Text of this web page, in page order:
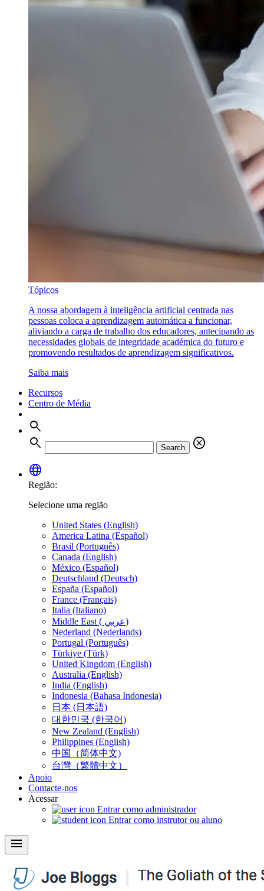
Tópicos
A nossa abordagem à inteligência artificial centrada nas
pessoas coloca a aprendizagem automática a funcionar,
aliviando a carga de trabalho dos educadores, antecipando as
necessidades globais de integridade académica do futuro e
promovendo resultados de aprendizagem significativos.
Saiba mais
Recursos
Centro de Média
search
search
Search
cancel
language
Região:
Selecione uma região
United States (English)
America Latina (Español)
Brasil (Português)
Canada (English)
México (Español)
Deutschland (Deutsch)
España (Español)
France (Français)
Italia (Italiano)
Middle East ( عربي)
Nederland (Nederlands)
Portugal (Português)
Türkiye (Türk)
United Kingdom (English)
Australia (English)
India (English)
Indonesia (Bahasa Indonesia)
日本 (日本語)
대한민국 (한국어)
New Zealand (English)
Philippines (English)
中国（简体中文)
台灣（繁體中文）
Apoio
Contacte-nos
Acessar
Entrar como administrador
Entrar como instrutor ou aluno
menu